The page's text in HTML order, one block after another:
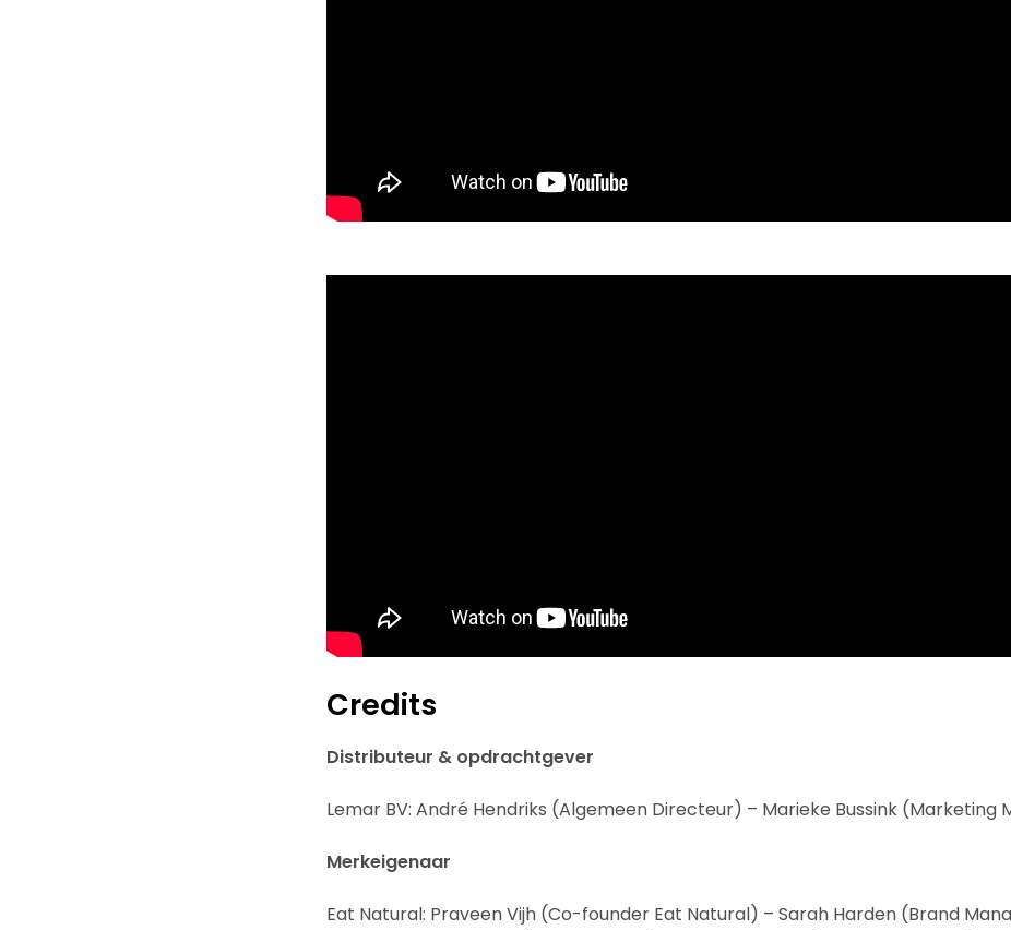
Credits
Distributeur & opdrachtgever
Lemar BV: André Hendriks (Algemeen Directeur) – Marieke Bussink (Marketing
Merkeigenaar
Eat Natural: Praveen Vijh (Co-founder Eat Natural) – Sarah Harden (Brand